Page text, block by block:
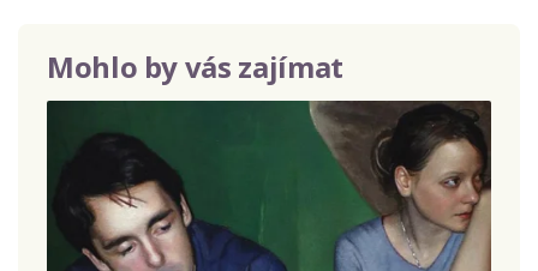
Mohlo by vás zajímat